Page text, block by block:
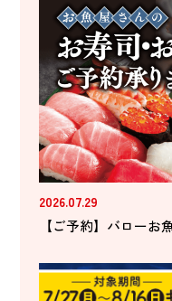
2026.07.29
【ご予約】バローお